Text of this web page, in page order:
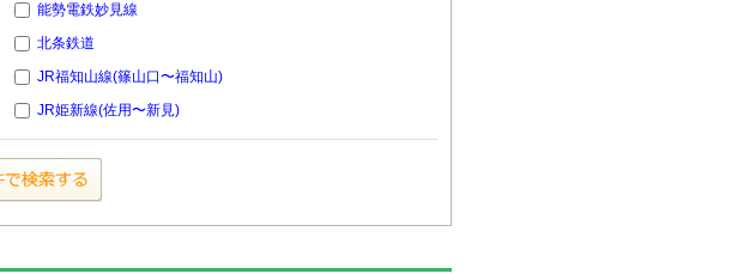
能勢電鉄妙見線
北条鉄道
JR福知山線(篠山口〜福知山)
JR姫新線(佐用〜新見)